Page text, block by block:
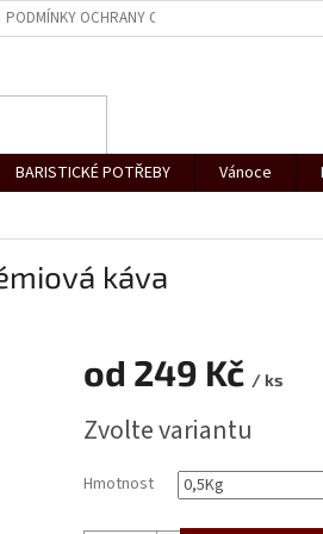
PODMÍNKY OCHRANY OSOBNÍCH ÚDAJŮ
BARISTICKÉ POTŘEBY Vánoce
káva
od 249 Kč / ks
cena:
Zvolte variantu
Hmotnost